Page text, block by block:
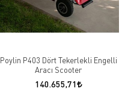
Poylin P403 Dört Tekerlekli Engelli
Aracı Scooter
140.655,71